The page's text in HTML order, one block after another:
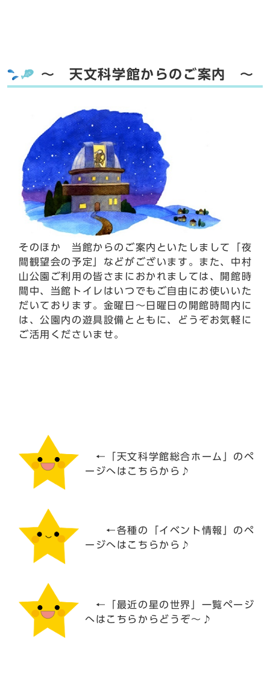
～ 天文科学館からのご案内 ～
そのほか 当館からのご案内といたしまして「夜
間観望会の予定」などがございます。また、中村
山公園ご利用の皆さまにおかれましては、開館時
間中、当館トイレはいつでもご自由にお使いいた
だいております。金曜日～日曜日の開館時間内に
は、公園内の遊具設備とともに、どうぞお気軽に
ご活用くださいませ。
←「天文科学館総合ホーム」のペ
ージへはこちらから♪
←各種の「イベント情報」のペ
ージへはこちらから♪
←「最近の星の世界」一覧ページ
へはこちらからどうぞ～♪